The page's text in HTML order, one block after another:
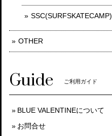
SSC(SURFSKATECAMP)
OTHER
Guide ご利用ガイド
BLUE VALENTINEについて
お問合せ